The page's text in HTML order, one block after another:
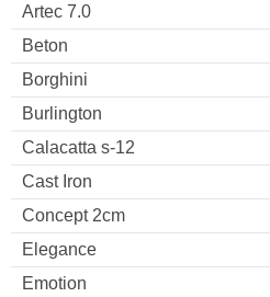
Artec 7.0
Beton
Borghini
Burlington
Calacatta s-12
Cast Iron
Concept 2cm
Elegance
Emotion